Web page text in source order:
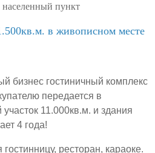
пункт
в живописном месте
бизнес гостиничный комплекс
передается в
11.000кв.м. и здания
4 года!
ресторан, караоке.